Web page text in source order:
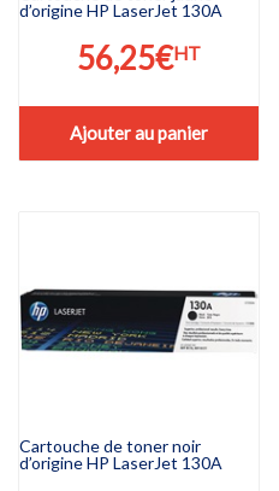
d’origine HP LaserJet 130A
56,25€HT
Ajouter au panier
Cartouche de toner noir
d’origine HP LaserJet 130A